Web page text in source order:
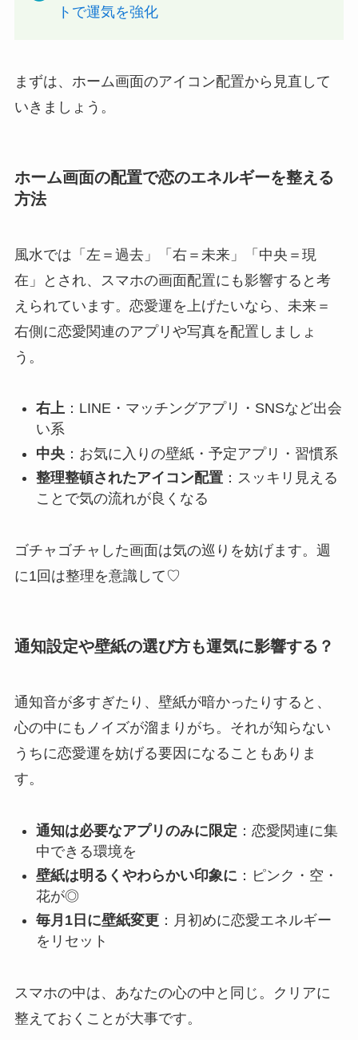
トで運気を強化
まずは、ホーム画面のアイコン配置から見直して
いきましょう。
ホーム画面の配置で恋のエネルギーを整える
方法
風水では「左＝過去」「右＝未来」「中央＝現
在」とされ、スマホの画面配置にも影響すると考
えられています。恋愛運を上げたいなら、未来＝
右側に恋愛関連のアプリや写真を配置しましょ
う。
右上：LINE・マッチングアプリ・SNSなど出会
い系
中央：お気に入りの壁紙・予定アプリ・習慣系
整理整頓されたアイコン配置：スッキリ見える
ことで気の流れが良くなる
ゴチャゴチャした画面は気の巡りを妨げます。週
に1回は整理を意識して♡
通知設定や壁紙の選び方も運気に影響する？
通知音が多すぎたり、壁紙が暗かったりすると、
心の中にもノイズが溜まりがち。それが知らない
うちに恋愛運を妨げる要因になることもありま
す。
通知は必要なアプリのみに限定 ：恋愛関連に集
中できる環境を
壁紙は明るくやわらかい印象に ：ピンク・空・
花が◎
毎月1日に壁紙変更：月初めに恋愛エネルギー
をリセット
スマホの中は、あなたの心の中と同じ。クリアに
整えておくことが大事です。